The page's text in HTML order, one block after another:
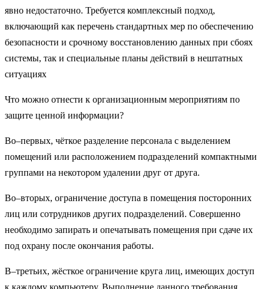
явно недостаточно. Требуется комплексный подход,
включающий как перечень стандартных мер по обеспечению
безопасности и срочному восстановлению данных при сбоях
системы, так и специальные планы действий в нештатных
ситуациях
Что можно отнести к организационным мероприятиям по
защите ценной информации?
Во–первых, чёткое разделение персонала с выделением
помещений или расположением подразделений компактными
группами на некотором удалении друг от друга.
Во–вторых, ограничение доступа в помещения посторонних
лиц или сотрудников других подразделений. Совершенно
необходимо запирать и опечатывать помещения при сдаче их
под охрану после окончания работы.
В–третьих, жёсткое ограничение круга лиц, имеющих доступ
к каждому компьютеру. Выполнение данного требования